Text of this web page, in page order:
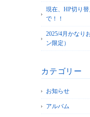
現在、HP切り
で！！
2025/4月かなり
ン限定）
カテゴリー
お知らせ
アルバム